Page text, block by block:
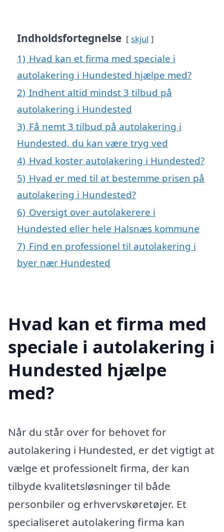
Indholdsfortegnelse skjul
1) Hvad kan et firma med speciale i
autolakering i Hundested hjælpe med?
2) Indhent altid mindst 3 tilbud på
autolakering i Hundested
3) Få nemt 3 tilbud på autolakering i
Hundested, du kan være tryg ved
4) Hvad koster autolakering i Hundested?
5) Hvad er med til at bestemme prisen på
autolakering i Hundested?
6) Oversigt over autolakerere i
Hundested eller hele Halsnæs kommune
7) Find en professionel til autolakering i
byer nær Hundested
Hvad kan et firma med
speciale i autolakering i
Hundested hjælpe
med?
Når du står over for behovet for
autolakering i Hundested, er det vigtigt at
vælge et professionelt firma, der kan
tilbyde kvalitetsløsninger til både
personbiler og erhvervskøretøjer. Et
specialiseret autolakering firma kan